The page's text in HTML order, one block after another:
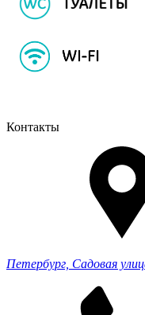
Контакты
Петербург, Садовая